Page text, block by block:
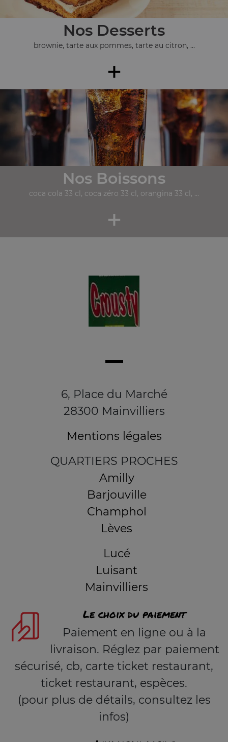
Nos Desserts
brownie, tarte aux pommes, tarte au citron, ...
+
Nos Boissons
coca cola 33 cl, coca zéro 33 cl, orangina 33 cl, ...
+
6, Place du Marché
28300 Mainvilliers
Mentions légales
QUARTIERS PROCHES
Amilly
Barjouville
Champhol
Lèves
Lucé
Luisant
Mainvilliers
Le choix du paiement
Paiement en ligne ou à la
livraison. Réglez par paiement
sécurisé, cb, carte ticket restaurant,
ticket restaurant, espèces.
(pour plus de détails, consultez les
infos)